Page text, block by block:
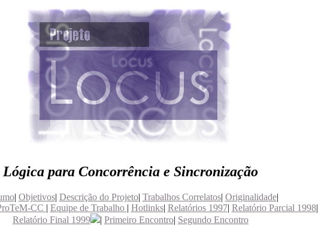
Lógica para Concorrência e Sincronização
| Objetivos| Descrição do Projeto| Trabalhos Correlatos| Originalidade|
CC | Equipe de Trabalho | Hotlinks| Relatórios 1997| Relatório Parcial 1998|
Relatório Final 1999
| Primeiro Encontro| Segundo Encontro